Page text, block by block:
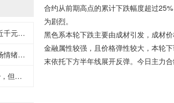
无锡无缝钢管钢价在一周内上涨近千元再创新高
无缝钢管经过持续单边下行后市场情绪近期逐步回暖
5月份无缝钢管钢市或仍表现强势，但下半年市场将走弱
合约从前期高点的累计下跌幅度超过
为剧烈。
黑色系本轮下跌主要由成材引发，成材
金融属性较强，且价格弹性较大，本轮
末依托下方半年线展开反弹。今日主力